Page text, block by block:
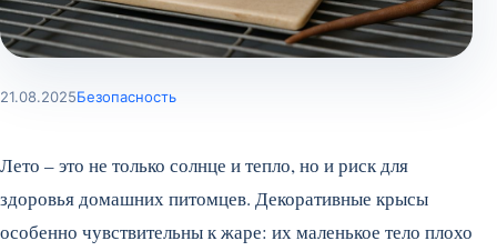
21.08.2025Безопасность
Лето – это не только солнце и тепло, но и риск для
здоровья домашних питомцев. Декоративные крысы
особенно чувствительны к жаре: их маленькое тело плохо